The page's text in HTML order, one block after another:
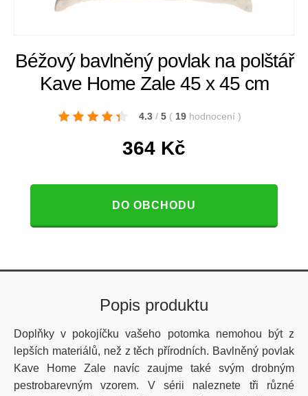
Béžový bavlněný povlak na polštář
Kave Home Zale 45 x 45 cm
4.3 / 5 ( 19 hodnocení )
364 Kč
DO OBCHODU
Popis produktu
Doplňky v pokojíčku vašeho potomka nemohou být z
lepších materiálů, než z těch přírodních. Bavlněný povlak
Kave Home Zale navíc zaujme také svým drobným
pestrobarevným vzorem. V sérii naleznete tři různé